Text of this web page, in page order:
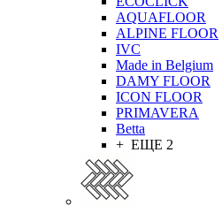
AQUAFLOOR
ALPINE FLOOR
IVC
Made in Belgium
DAMY FLOOR
ICON FLOOR
PRIMAVERA
Betta
+ ЕЩЕ 2